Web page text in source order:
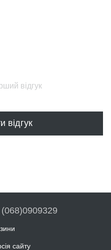
відгук
відгук
(068)0909329
сайту